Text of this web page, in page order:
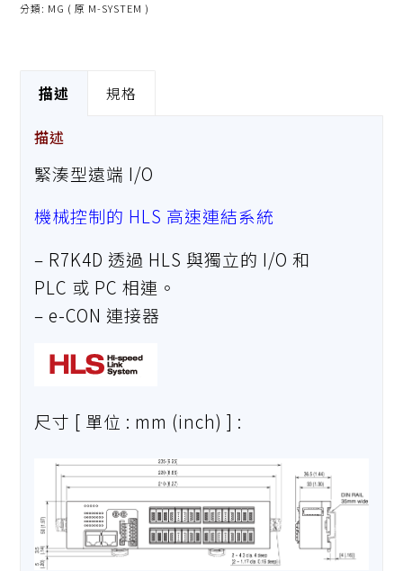
分類: MG ( 原 M-SYSTEM )
描述 規格
描述
緊湊型遠端 I/O
機械控制的 HLS 高速連結系統
– R7K4D 透過 HLS 與獨立的 I/O 和
PLC 或 PC 相連。
– e-CON 連接器
尺寸 [ 單位 : mm (inch) ] :